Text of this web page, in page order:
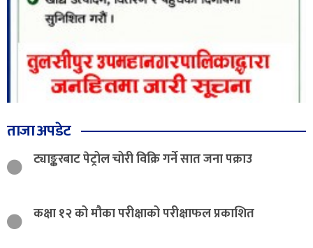
ताजा अपडेट
ट्याङ्करबाट पेट्रोल चोरी विक्रि गर्ने सात जना पक्राउ
कक्षा १२ को मौका परीक्षाको परीक्षाफल प्रकाशित